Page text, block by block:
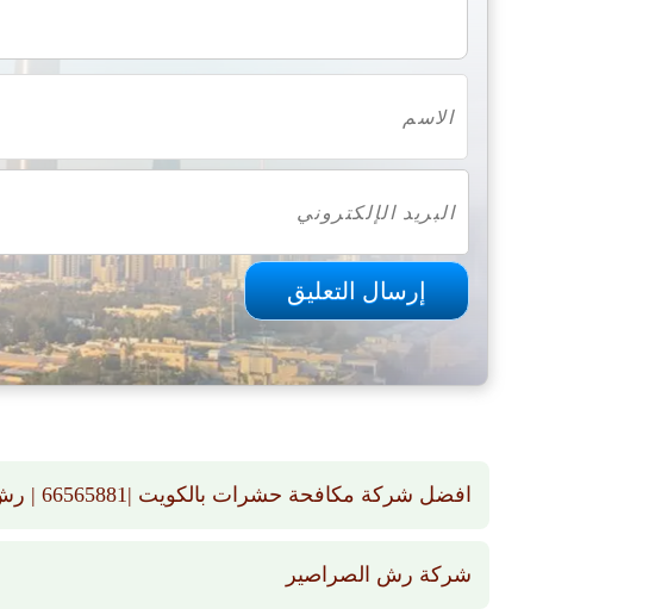
افضل شركة مكافحة حشرات بالكويت |66565881 | رش حشرات بالكويت
شركة رش الصراصير